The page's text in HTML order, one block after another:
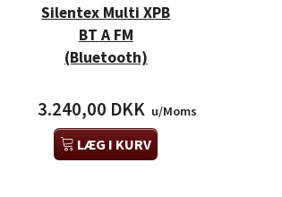
Silentex Multi XPB
BT A FM
(Bluetooth)
3.240,00 DKK u/Moms
LÆG I KURV